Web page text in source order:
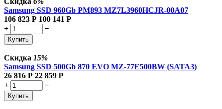
Samsung SSD 960Gb PM893 MZ7L3960HCJR-00A07
106 823 Р 100 141 Р
+
−
Купить
Скидка 15%
Samsung SSD 500Gb 870 EVO MZ-77E500BW (SATA3)
26 816 Р 22 859 Р
+
−
Купить